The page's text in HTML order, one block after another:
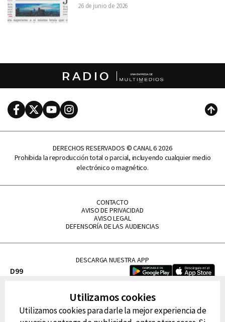
26 de junio de 2026
RADIO
FacebookTwitterYoutubeInstagram
DERECHOS RESERVADOS © CANAL 6 2026
Prohibida la reproducción total o parcial, incluyendo cualquier medio
electrónico o magnético.
CONTACTO
AVISO DE PRIVACIDAD
AVISO LEGAL
DEFENSORÍA DE LAS AUDIENCIAS
DESCARGA NUESTRA APP
D99
FM Tu
Utilizamos cookies
Utilizamos cookies para darle la mejor experiencia de